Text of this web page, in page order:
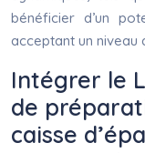
bénéficier d’un
acceptant un niveau
Intégrer le
de
caisse